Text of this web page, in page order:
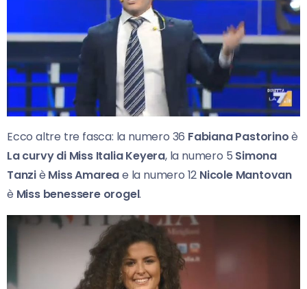
Ecco altre tre fasca: la numero 36 Fabiana Pastorinoè
La curvy di Miss Italia Keyera, la numero 5 Simona
Tanziè Miss Amareae la numero 12 Nicole Mantovan
è Miss benessere orogel.